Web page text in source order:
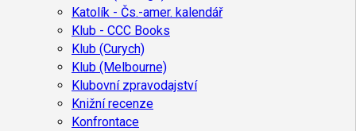
Katolík - Čs.-amer. kalendář
Klub - CCC Books
Klub (Curych)
Klub (Melbourne)
Klubovní zpravodajství
Knižní recenze
Konfrontace